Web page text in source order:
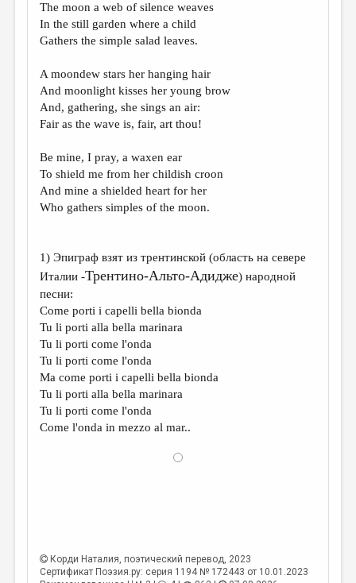
РЕЦЕНЗИРОВАНИЕ
ЦИКЛЫ ПУБЛИКАЦИЙ
ТРЕДИАКОВСКИЙ
МЕДИА
ВКОНТАКТЕ
The moon a web of silence weaves
In the still garden where a child
Gathers the simple salad leaves.
A moondew stars her hanging hair
And moonlight kisses her young brow
And, gathering, she sings an air:
Fair as the wave is, fair, art thou!
Bе mine, I pray, a waxen ear
To shield me from her childish croon
And mine a shielded heart for her
Who gathers simples of the moon.
1) Эпиграф взят из трентинской (область на севере
Италии -Трентино-Альто-Адидже) народной
песни:
Come porti i capelli bella bionda
Tu li porti alla bella marinara
Tu li porti come l'onda
Tu li porti come l'onda
Ma come porti i capelli bella bionda
Tu li porti alla bella marinara
Tu li porti come l'onda
Come l'onda in mezzo al mar..
Корди Наталия, поэтический перевод, 2023
Сертификат Поэзия.ру: серия 1194 № 172443 от 10.01.2023